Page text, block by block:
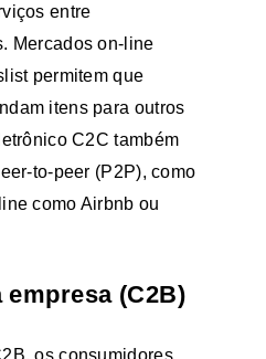
entre
Mercados on-line
permitem que
itens para outros
C2C também
to-peer (P2P), como
como Airbnb ou
(C2B)
os consumidores